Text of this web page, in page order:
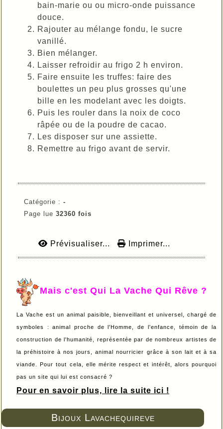
Bijoux Lavachequireve
bain-marie ou ou micro-onde puissance
douce.
Rajouter au mélange fondu, le sucre
vanillé.
Bien mélanger.
Laisser refroidir au frigo 2 h environ.
Faire ensuite les truffes: faire des
boulettes un peu plus grosses qu'une
bille en les modelant avec les doigts.
Puis les rouler dans la noix de coco
râpée ou de la poudre de cacao.
Les disposer sur une assiette.
Remettre au frigo avant de servir.
Catégorie : -
Page lue 32360 fois
Prévisualiser... Imprimer...
Mais c'est Qui La Vache Qui Rêve ?
La Vache est un animal paisible, bienveillant et universel, chargé de
symboles : animal proche de l'Homme, de l'enfance, témoin de la
construction de l'humanité, représentée par de nombreux artistes de
la préhistoire à nos jours, animal nourricier grâce à son lait et à sa
viande. Pour tout cela, elle mérite respect et intérêt, alors pourquoi
pas un site qui lui est consacré ?
Pour en savoir plus, lire la suite ici !